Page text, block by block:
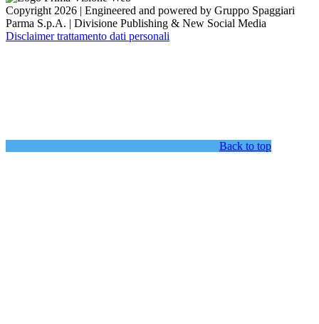
Copyright 2026 | Engineered and powered by Gruppo Spaggiari
Parma S.p.A. | Divisione Publishing & New Social Media
Disclaimer trattamento dati personali
Back to top